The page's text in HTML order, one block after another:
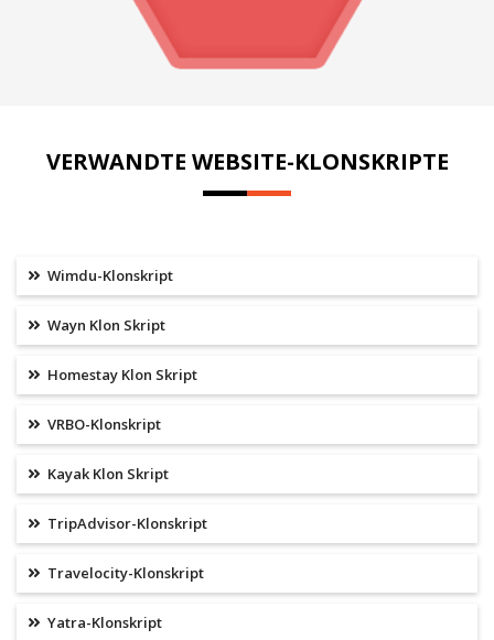
VERWANDTE WEBSITE-KLONSKRIPTE
Wimdu-Klonskript
Wayn Klon Skript
Homestay Klon Skript
VRBO-Klonskript
Kayak Klon Skript
TripAdvisor-Klonskript
Travelocity-Klonskript
Yatra-Klonskript